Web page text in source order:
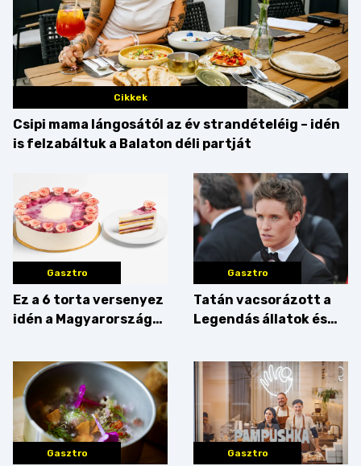
Cikkek
Csipi mama lángosától az év strandételéig – idén
is felzabáltuk a Balaton déli partját
Gasztro
Ez a 6 torta versenyez
idén a Magyarország
Gasztro
Tatán vacsorázott a
Legendás állatok és
Gasztro Gasztro